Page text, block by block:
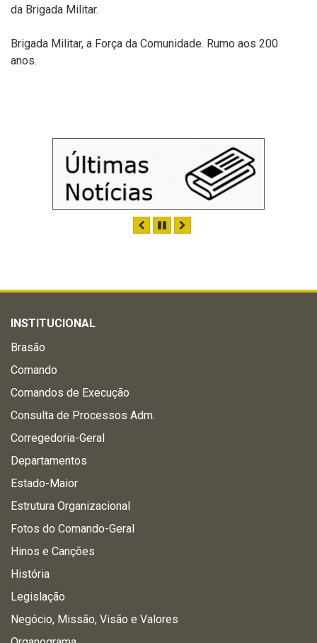
da Brigada Militar.
Brigada Militar, a Força da Comunidade. Rumo aos 200
anos.
ANTERIOR
PAUSAR
INSTITUCIONAL
Brasão
Comando
Comandos de Execução
Consulta de Processos Adm.
Corregedoria-Geral
Departamentos
Estado-Maior
Estrutura Organizacional
Fotos do Comando-Geral
Hinos e Canções
História
Legislação
Negócio, Missão, Visão e Valores